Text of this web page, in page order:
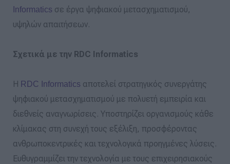
Informatics σε έργα ψηφιακού μετασχηματισμού,
υψηλών απαιτήσεων.
Σχετικά με την RDC Informatics
Η RDC Informatics αποτελεί στρατηγικός συνεργάτης
ψηφιακού μετασχηματισμού με πολυετή εμπειρία και
διεθνείς αναγνωρίσεις. Υποστηρίζει οργανισμούς κάθε
κλίμακας στη συνεχή τους εξέλιξη, προσφέροντας
ανθρωποκεντρικές και τεχνολογικά προηγμένες λύσεις.
Ευθυγραμμίζει την τεχνολογία με τους επιχειρησιακούς